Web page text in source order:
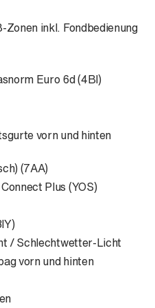
inkl. Fondbedienung
Euro 6d (4BI)
vorn und hinten
(7AA)
Plus (YOS)
/ Schlechtwetter-Licht
vorn und hinten